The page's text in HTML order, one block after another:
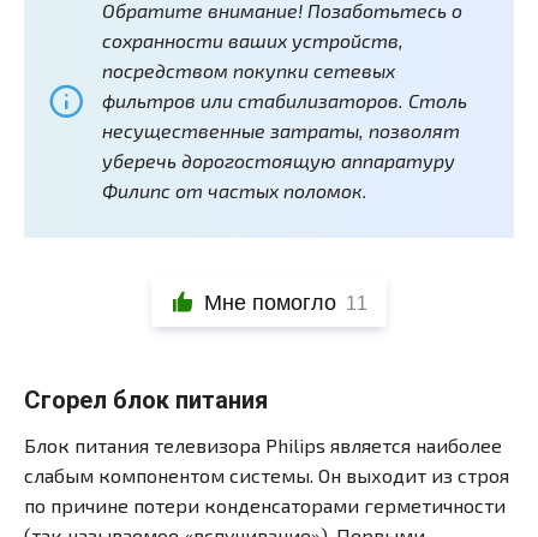
Обратите внимание! Позаботьтесь о
сохранности ваших устройств,
посредством покупки сетевых
фильтров или стабилизаторов. Столь
несущественные затраты, позволят
уберечь дорогостоящую аппаратуру
Филипс от частых поломок.
Мне помогло 11
Сгорел блок питания
Блок питания телевизора Philips является наиболее
слабым компонентом системы. Он выходит из строя
по причине потери конденсаторами герметичности